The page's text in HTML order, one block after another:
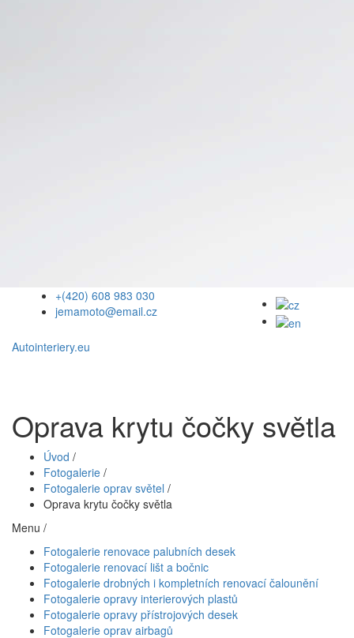
+(420) 608 983 030
jemamoto@email.cz
Autointeriery.eu
Oprava krytu čočky světla
Úvod /
Fotogalerie /
Fotogalerie oprav světel /
Oprava krytu čočky světla
Menu /
Fotogalerie renovace palubních desek
Fotogalerie renovací lišt a bočnic
Fotogalerie drobných i kompletních renovací čalounění
Fotogalerie opravy interierových plastů
Fotogalerie opravy přístrojových desek
Fotogalerie oprav airbagů